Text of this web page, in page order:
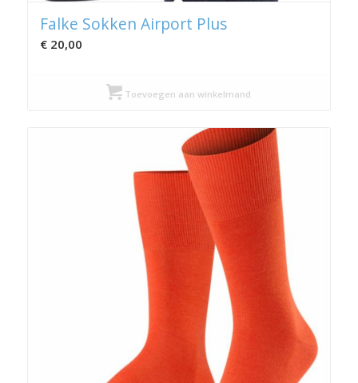
Falke Sokken Airport Plus
€20,00
Toevoegen aan winkelmand